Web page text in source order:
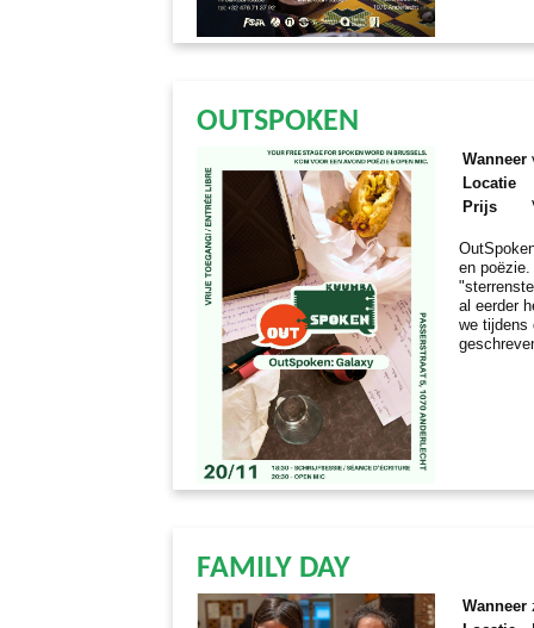
OUTSPOKEN
Wanneer
Locatie
Prijs
en
al eerder
we tijdens
FAMILY DAY
Wanneer